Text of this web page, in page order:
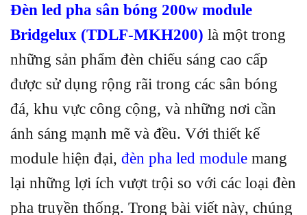
Đèn led pha sân bóng 200w module
Bridgelux (TDLF-MKH200) là một trong
những sản phẩm đèn chiếu sáng cao cấp
được sử dụng rộng rãi trong các sân bóng
đá, khu vực công cộng, và những nơi cần
ánh sáng mạnh mẽ và đều. Với thiết kế
module hiện đại, đèn pha led module mang
lại những lợi ích vượt trội so với các loại đèn
pha truyền thống. Trong bài viết này, chúng